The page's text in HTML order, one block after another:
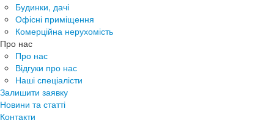
Будинки, дачі
Офісні приміщення
Комерційна нерухомість
Про нас
Про нас
Відгуки про нас
Наші спеціалісти
Залишити заявку
Новини та статті
Контакти